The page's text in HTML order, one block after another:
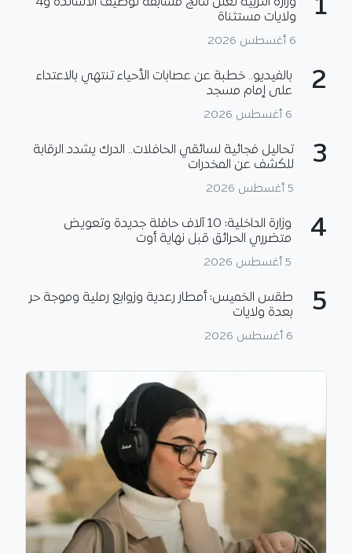
1
ولايات مستثناة
6 أغسطس 2026
2
بالفيديو.. خطبة عن عصابات الأحياء تنتهي بالاعتداء
على إمام مسجد
6 أغسطس 2026
3
تحاليل فجائية لسائقي الحافلات.. الدرك يشدد الرقابة
للكشف عن المخدرات
5 أغسطس 2026
4
وزارة الداخلية: 10 آلاف حافلة جديدة وتعويض
متضرري الحرائق قبل نهاية أوت
5 أغسطس 2026
5
طقس الخميس: أمطار رعدية وزوابع رملية وموجة حر
بعدة ولايات
6 أغسطس 2026